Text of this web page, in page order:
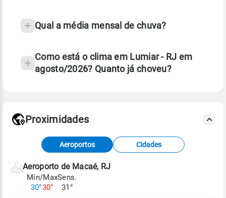
Qual a média mensal de chuva?
Como está o clima em Lumiar - RJ em
agosto/2026? Quanto já choveu?
Fonte: dados combinados de estações
meteorológicas e satélite do Centro de Previsão
de Tempo e Estudos Climáticos (CPTEC).
Para obter mais informações sobre os dados
Proximidades
Aeroportos Cidades
Aeroporto de Macaé, RJ
Mín/Max
30°30°
Sens.
31°